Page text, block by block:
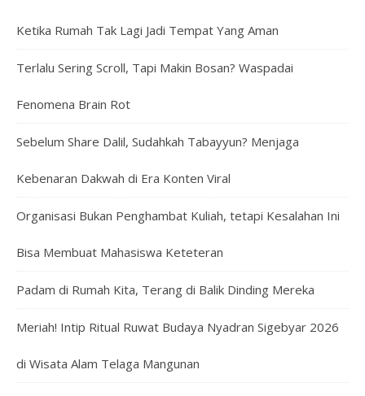
Ketika Rumah Tak Lagi Jadi Tempat Yang Aman
Terlalu Sering Scroll, Tapi Makin Bosan? Waspadai
Fenomena Brain Rot
Sebelum Share Dalil, Sudahkah Tabayyun? Menjaga
Kebenaran Dakwah di Era Konten Viral
Organisasi Bukan Penghambat Kuliah, tetapi Kesalahan Ini
Bisa Membuat Mahasiswa Keteteran
Padam di Rumah Kita, Terang di Balik Dinding Mereka
Meriah! Intip Ritual Ruwat Budaya Nyadran Sigebyar 2026
di Wisata Alam Telaga Mangunan